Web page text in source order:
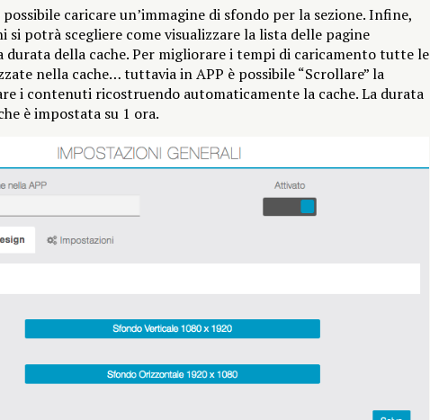
caricare un’immagine di sfondo per la sezione. Infine,
si potrà scegliere come visualizzare la lista delle pagine
durata della cache. Per migliorare i tempi di caricamento tutte le
nella cache… tuttavia in APP è possibile “Scrollare” la
i contenuti ricostruendo automaticamente la cache. La durata
è impostata su 1 ora.